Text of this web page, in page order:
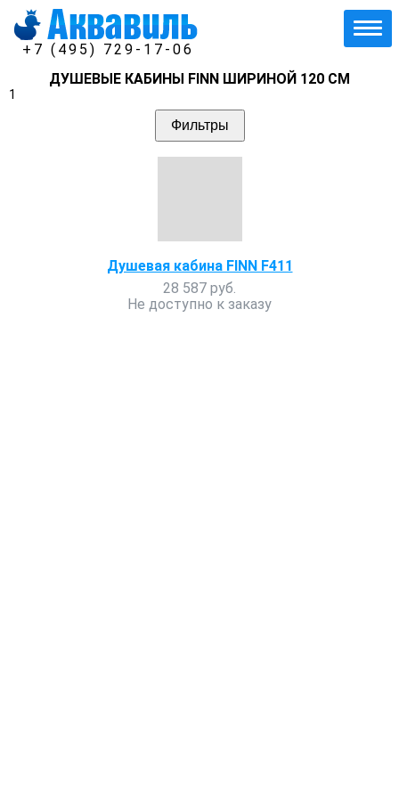
+7 (495) 729-17-06
ДУШЕВЫЕ КАБИНЫ FINN ШИРИНОЙ 120 СМ
1
Фильтры
Душевая кабина FINN F411
28 587 руб.
Не доступно к заказу